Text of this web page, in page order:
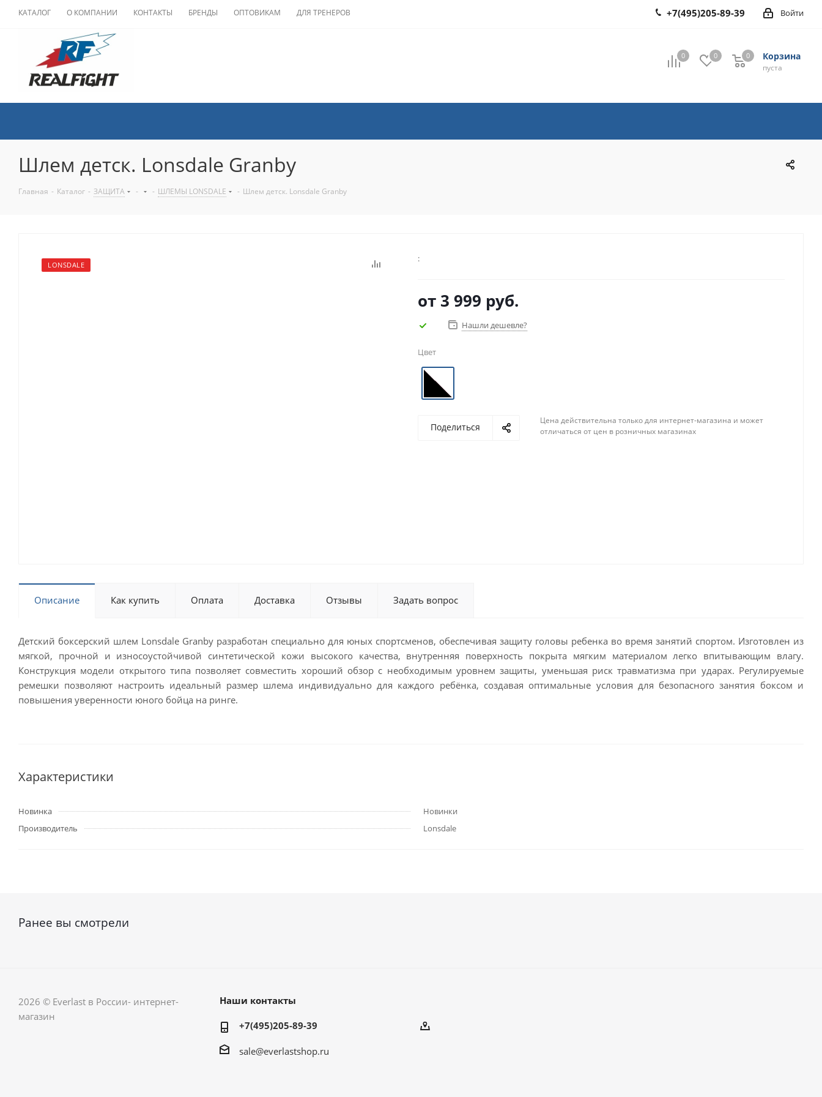
КАТАЛОГ О КОМПАНИИ КОНТАКТЫ БРЕНДЫ ОПТОВИКАМ ДЛЯ ТРЕНЕРОВ Войти
+7(495)205-89-39
0 0 Корзина
0
пуста
0
Шлем детск. Lonsdale Granby
Главная - Каталог - ЗАЩИТА - - ШЛЕМЫ LONSDALE - Шлем детск. Lonsdale Granby
LONSDALE
:
от 3 999 руб.
Нашли дешевле?
Цвет
Поделиться
Цена действительна только для интернет-магазина и может
отличаться от цен в розничных магазинах
Описание Как купить Оплата Доставка Отзывы Задать вопрос
Детский боксерский шлем Lonsdale Granby разработан специально для юных спортсменов, обеспечивая защиту головы ребенка во время занятий спортом. Изготовлен из
мягкой, прочной и износоустойчивой синтетической кожи высокого качества, внутренняя поверхность покрыта мягким материалом легко впитывающим влагу.
Конструкция модели открытого типа позволяет совместить хороший обзор с необходимым уровнем защиты, уменьшая риск травматизма при ударах. Регулируемые
ремешки позволяют настроить идеальный размер шлема индивидуально для каждого ребёнка, создавая оптимальные условия для безопасного занятия боксом и
повышения уверенности юного бойца на ринге.
Характеристики
Новинка
Новинки
Производитель
Lonsdale
Ранее вы смотрели
2026 © Everlast в России- интернет-
магазин
Наши контакты
+7(495)205-89-39
sale@everlastshop.ru